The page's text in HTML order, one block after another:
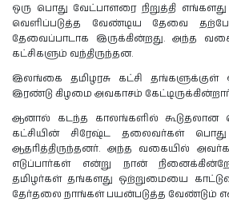
ஒரு பொது வேட்பாளரை நிறுத்தி
வெளிப்படுத்த வேண்டிய தேவை
தேவைப்பாடாக இருக்கின்றது. அந்த
கட்சிகளும் வந்திருந்தன.
இலங்கை தமிழரசு கட்சி தங்களுக்குள்
இரண்டு கிழமை அவகாசம்
ஆனால் கடந்த காலங்களில் கூடுதலான
கட்சியின் சிரேஷ்ட தலைவர்கள்
ஆதரித்திருந்தனர். அந்த வகையில்
எடுப்பார்கள் என்று நான்
தமிழர்கள் தங்களது ஒற்றுமையை
தேர்தலை நாங்கள் பயன்படுத்த வேண்டும்